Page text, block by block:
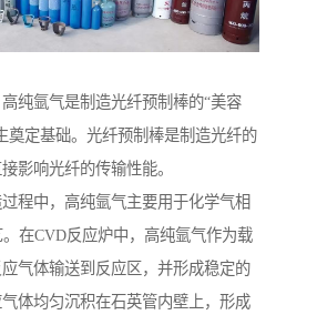
纯氩气是制造光纤预制棒的“美容
奠定基础。光纤预制棒是制造光纤的
影响光纤的传输性能。
程中，高纯氩气主要用于化学气相
在CVD反应炉中，高纯氩气作为载
气体输送到反应区，并形成稳定的
体均匀沉积在石英管内壁上，形成